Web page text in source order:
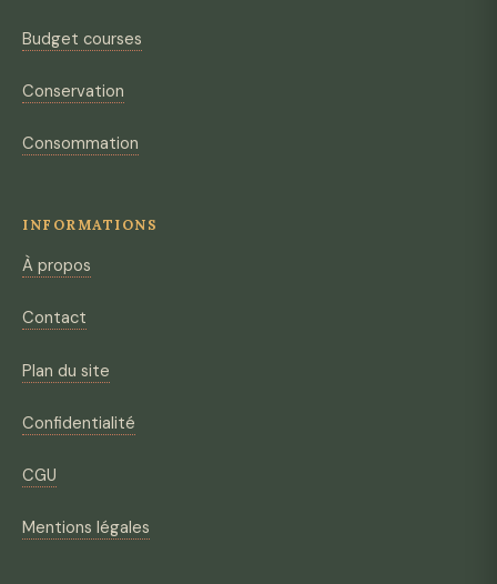
Budget courses
Conservation
Consommation
INFORMATIONS
À propos
Contact
Plan du site
Confidentialité
CGU
Mentions légales